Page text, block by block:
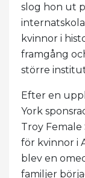
slog hon ut
kvinnor i
framgång
större
Efter en
York
Troy Female
för kvinnor i
blev en
familjer